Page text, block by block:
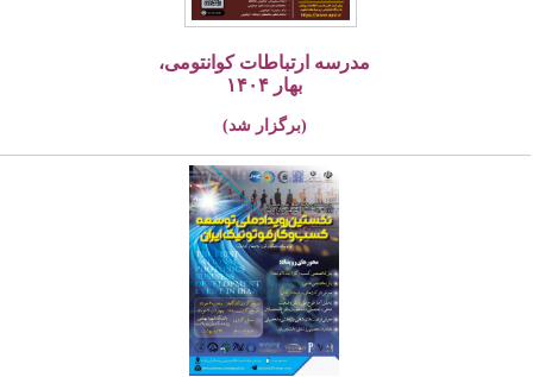
مدرسه ارتباطات کوانتومی،
بهار ۱۴۰۴
(برگزار شد)